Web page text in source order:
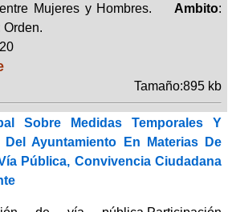
entre Mujeres y Hombres. Ambito:
Orden.
Tamaño:895 kb
Sobre Medidas Temporales Y
Del Ayuntamiento En Materias De
Pública, Convivencia Ciudadana